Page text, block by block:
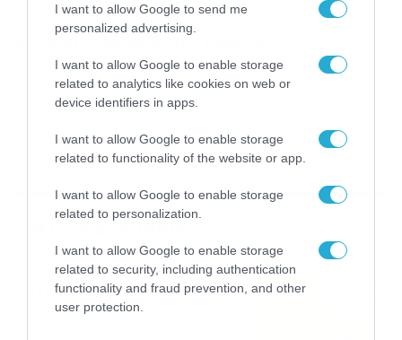
I want to allow Google to send me
personalized advertising.
I want to allow Google to enable storage
related to analytics like cookies on web or
device identifiers in apps.
I want to allow Google to enable storage
related to functionality of the website or app.
I want to allow Google to enable storage
related to personalization.
I want to allow Google to enable storage
related to security, including authentication
functionality and fraud prevention, and other
user protection.
29/06/2013 22:23
Ανοίγει ο δρόμος για τους «8»
Χαμηλό θεωρείται το εμπόδιο που έχει να περάσει η
Εθνική Νέων στους «16» του Μουντιάλ της Τουρκίας
καθώς θα αντιμετωπίσει το Ουζμπεκιστάν – Γαλλία ή
πρόκριση Καθορίστηκε ο αντίπαλος που θα έχει η
Ελλάδα στη φάση των «16» του Παγκοσμίου Κυπέλλου
Ροή Ειδήσεων
Καιρός Δεκαπενταύγουστο:
Η προοπτική εξέλιξης από
τον Σάκη Αρναούτογλου (vid)